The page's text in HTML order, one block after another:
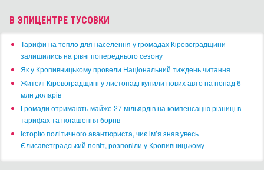
В ЭПИЦЕНТРЕ ТУСОВКИ
​Тарифи на тепло для населення у громадах Кіровоградщини
залишились на рівні попереднього сезону
​Як у Кропивницькому провели Національний тиждень читання
​Жителі Кіровоградщині у листопаді купили нових авто на понад 6
млн доларів
​Громади отримають майже 27 мільярдів на компенсацію різниці в
тарифах та погашення боргів
Історію політичного авантюриста, чиє ім’я знав увесь
Єлисаветградський повіт, розповіли у Кропивницькому